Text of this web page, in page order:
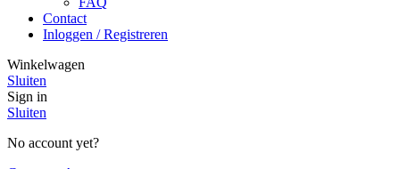
Contact
Inloggen / Registreren
Winkelwagen
Sluiten
Sign in
Sluiten
No account yet?